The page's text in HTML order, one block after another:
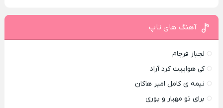
آهنگ های تاپ
لجباز فرجام
کی هواییت کرد آراد
نیمه ی کامل امیر هاکان
برای تو مهیار و پوری